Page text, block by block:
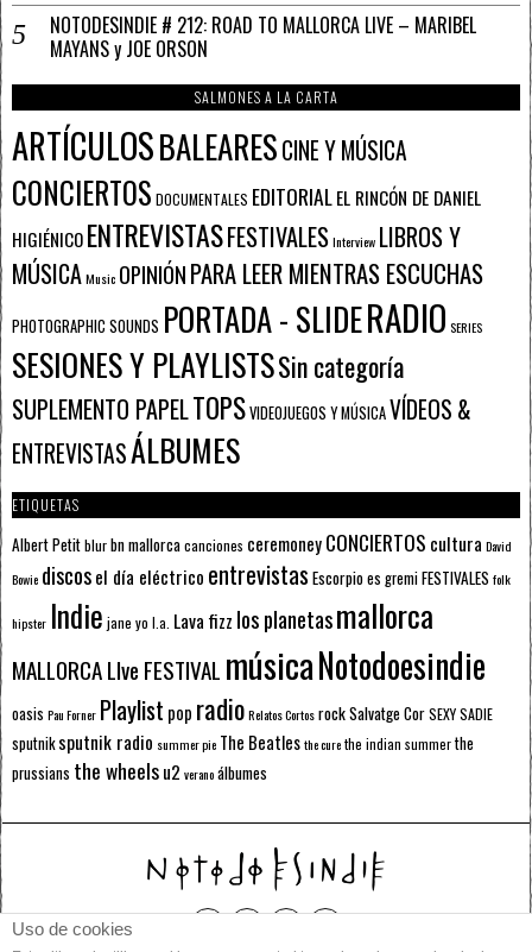
NOTODESINDIE # 212: ROAD TO MALLORCA LIVE – MARIBEL
MAYANS y JOE ORSON
SALMONES A LA CARTA
ARTÍCULOSBALEARESCINE Y MÚSICA
CONCIERTOS DOCUMENTALES EDITORIALEL RINCÓN DE DANIEL
HIGIÉNICOENTREVISTASFESTIVALESInterview LIBROS Y
MÚSICAMusic OPINIÓNPARA LEER MIENTRAS ESCUCHAS
PHOTOGRAPHIC SOUNDS PORTADA - SLIDERADIO SERIES
SESIONES Y PLAYLISTSSin categoría
SUPLEMENTO PAPELTOPSVIDEOJUEGOS Y MÚSICAVÍDEOS &
ENTREVISTASÁLBUMES
ETIQUETAS
Albert Petitblurbn mallorcacanciones ceremoneyCONCIERTOS cultura David
Bowie discosel día eléctrico entrevistas Escorpioes gremiFESTIVALES folk
hipster Indie jane yo l.a. Lava fizz los planetasmallorca
MALLORCA LIve FESTIVAL músicaNotodoesindie
oasis Pau Forner Playlist pop radioRelatos CortosrockSalvatge CorSEXY SADIE
sputnik sputnik radio summer pie The Beatlesthe curethe indian summerthe
prussians the wheelsu2 veranoálbumes
Uso de cookies